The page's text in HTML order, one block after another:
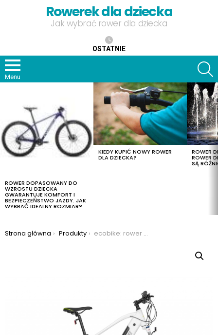
Rowerek dla dziecka
Jak wybrać rower dla dziecka
OSTATNIE
Menu
ROWER DOPASOWANY DO
WZROSTU DZIECKA
GWARANTUJE KOMFORT I
BEZPIECZEŃSTWO JAZDY. JAK
WYBRAĆ IDEALNY ROZMIAR?
KIEDY KUPIĆ NOWY ROWER
DLA DZIECKA?
ROWER
ROWER
SĄ
Jesteś tutaj:
Strona główna Produkty ecobike: rower górski elektryczny ecobike sx3 2022 biały-17cali-bateria 16ah